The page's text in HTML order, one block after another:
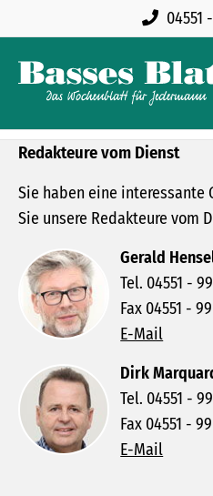
04551
Redakteure vom Dienst
Sie haben eine interessante
Sie unsere Redakteure vom
Gerald
Tel. 04551 -
Fax 04551 -
E-Mail
Dirk
Tel. 04551 -
Fax 04551 -
E-Mail